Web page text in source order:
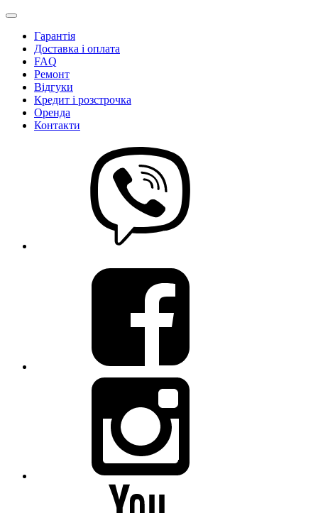
Гарантія
Доставка і оплата
FAQ
Ремонт
Відгуки
Кредит і розстрочка
Оренда
Контакти